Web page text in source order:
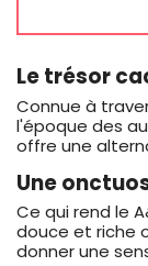
Le trésor
Connue à
l'époque des
offre une
Une
Ce qui rend le
douce et riche
donner une